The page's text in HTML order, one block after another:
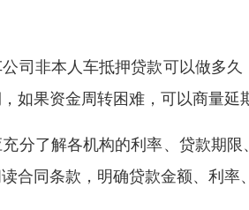
司非本人车抵押贷款可以做多
如果资金周转困难，可以商量延
分了解各机构的利率、贷款期
合同条款，明确贷款金额、利率